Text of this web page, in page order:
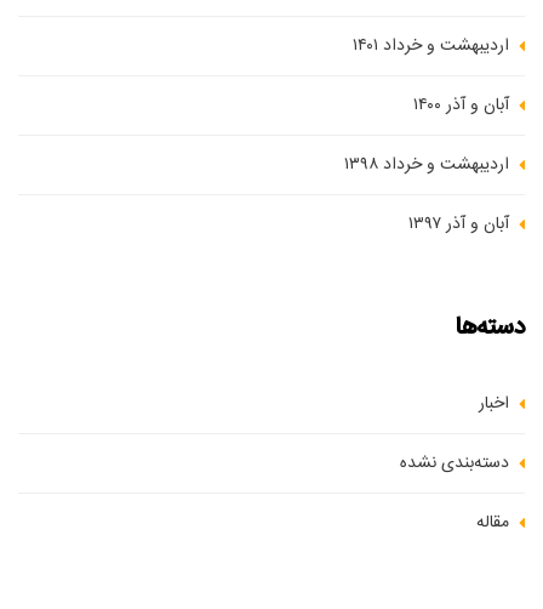
اردیبهشت و خرداد ۱۴۰۱
آبان و آذر ۱۴۰۰
اردیبهشت و خرداد ۱۳۹۸
آبان و آذر ۱۳۹۷
دسته‌ها
اخبار
دسته‌بندی نشده
مقاله